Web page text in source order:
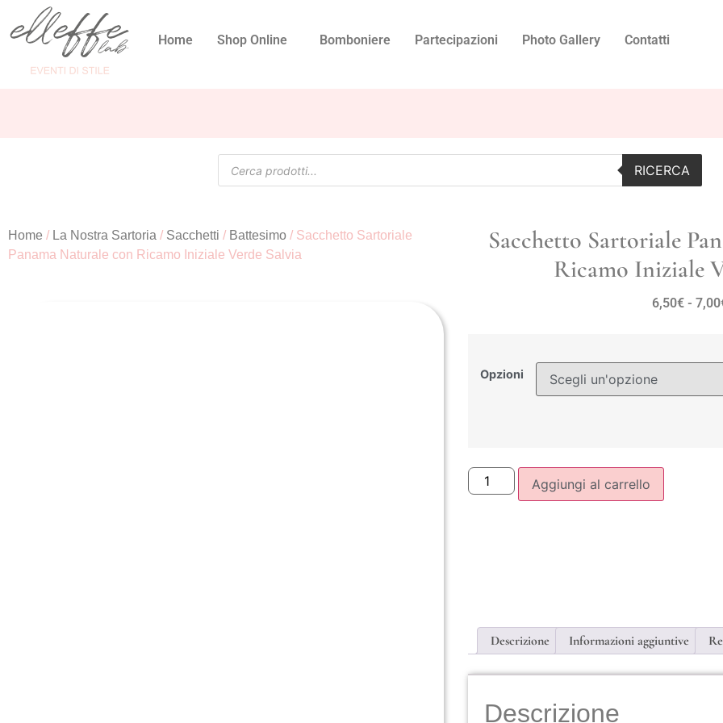
Home Shop Online Bomboniere Partecipazioni Photo Gallery Contatti
RICERCA
Home / La Nostra Sartoria / Sacchetti / Battesimo / Sacchetto Sartoriale
Panama Naturale con Ricamo Iniziale Verde Salvia
Sacchetto Sartoriale
Ricamo Iniziale
6,50€ - 7,00
Opzioni
Aggiungi al carrello
Descrizione Informazioni aggiuntive
Descrizione